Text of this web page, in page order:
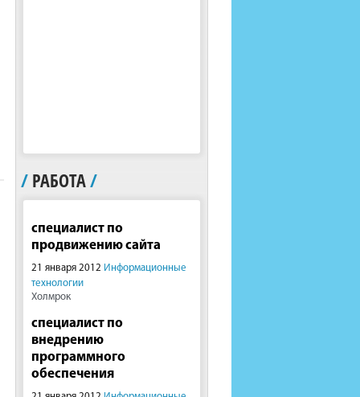
/ РАБОТА/
специалист по
продвижению сайта
21 января 2012 Информационные
технологии
Холмрок
специалист по
внедрению
программного
обеспечения